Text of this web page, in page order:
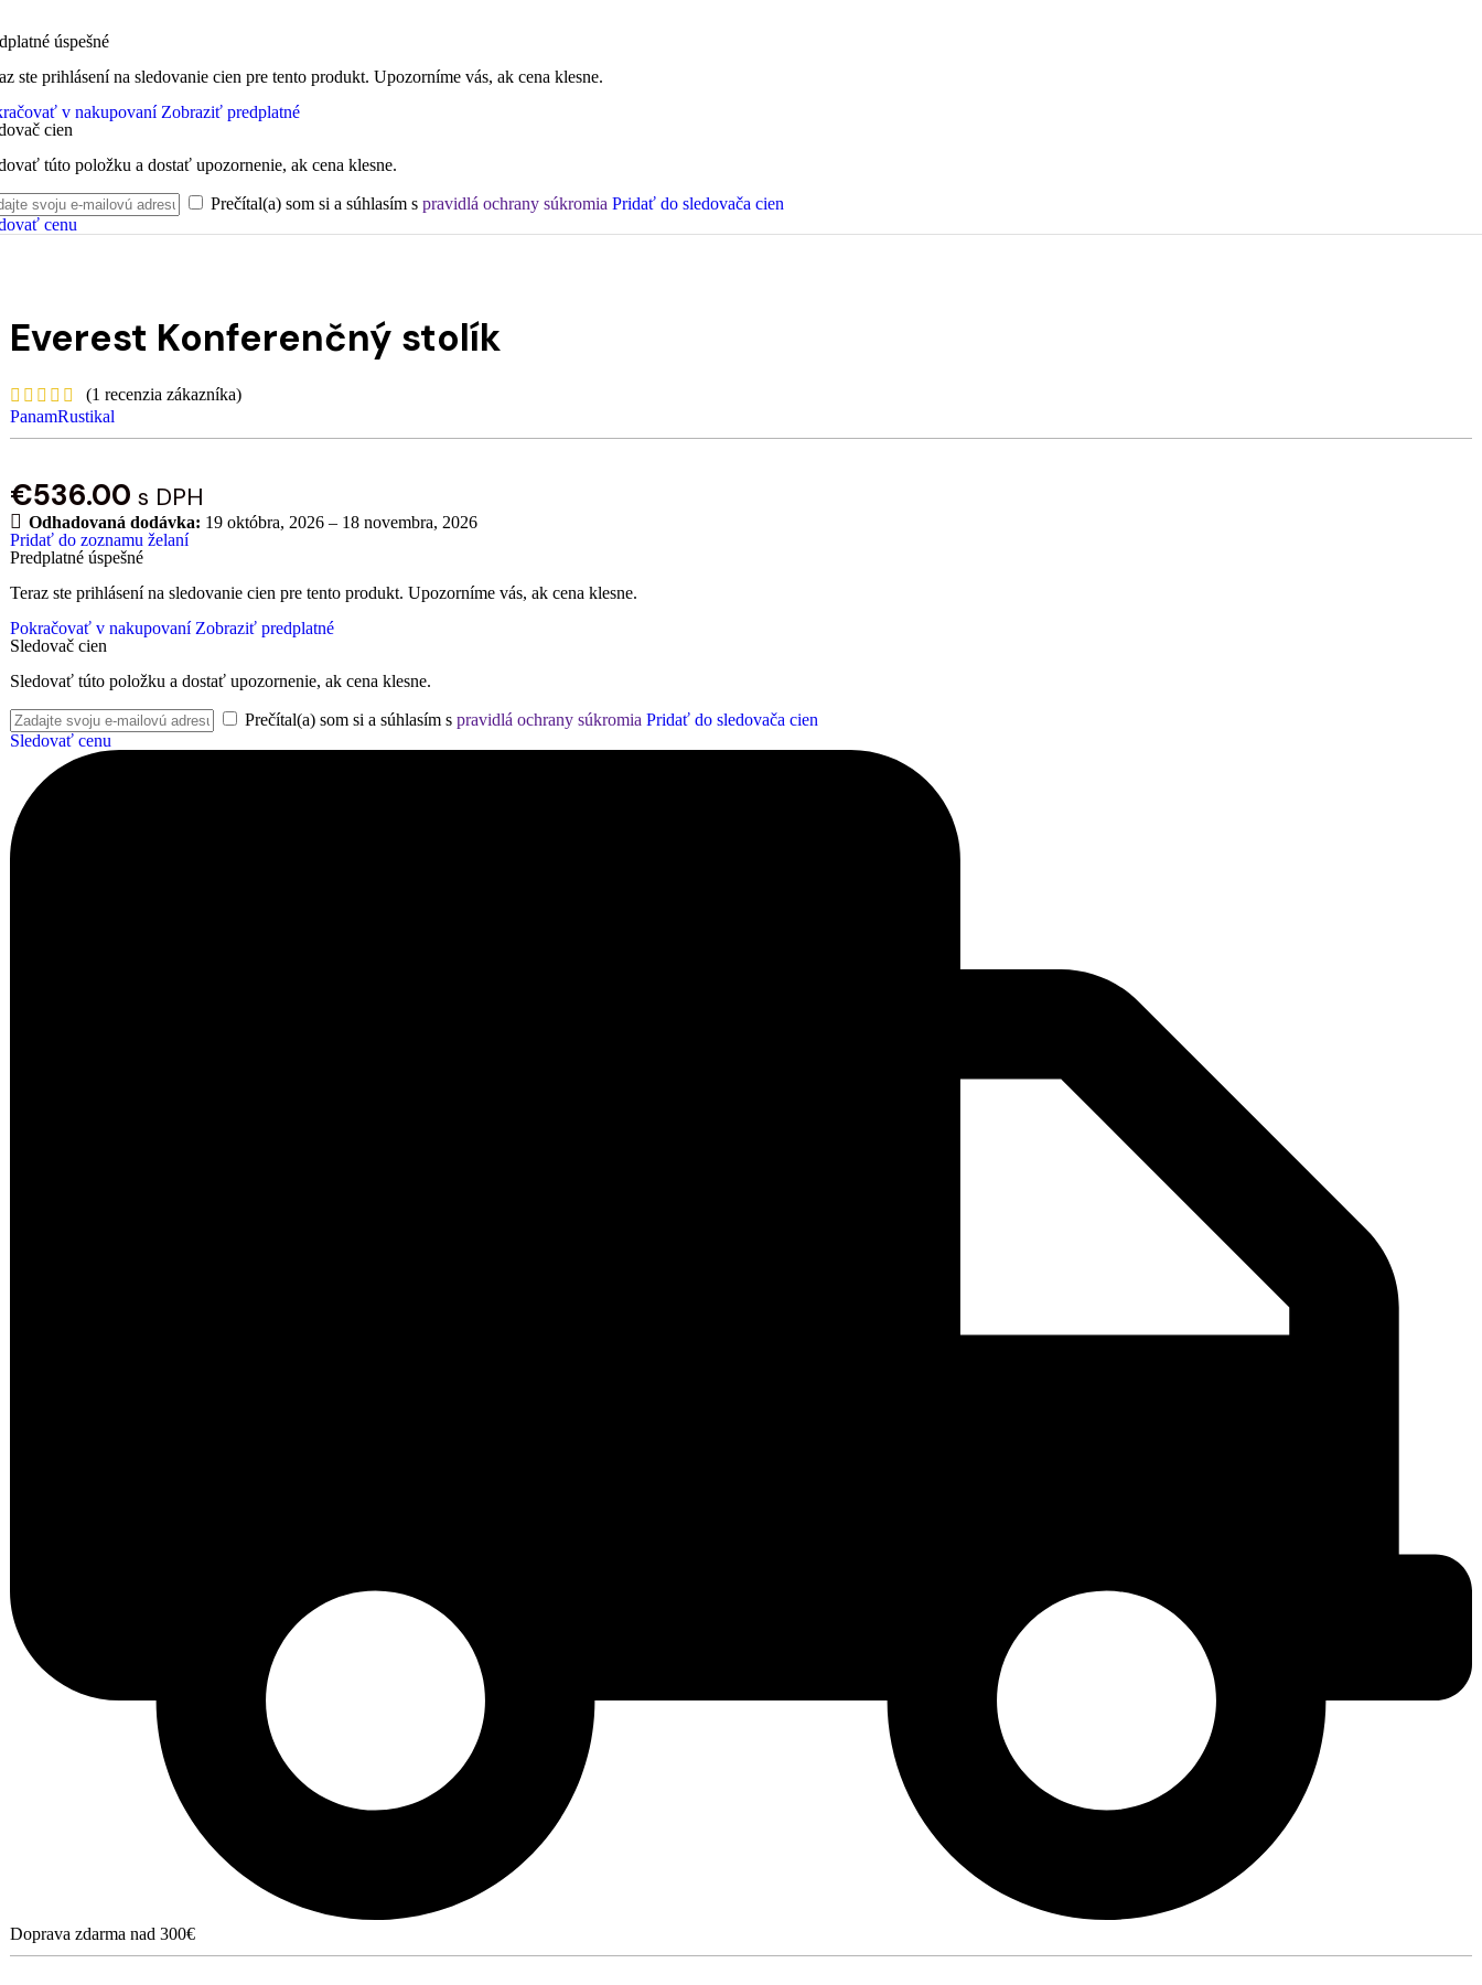
úspešné
ste prihlásení na sledovanie cien pre tento produkt. Upozorníme vás, ak cena klesne.
v nakupovaní Zobraziť predplatné
cien
túto položku a dostať upozornenie, ak cena klesne.
Prečítal(a) som si a súhlasím s pravidlá ochrany súkromia Pridať do sledovača cien
cenu
Everest Konferenčný stolík
(1 recenzia zákazníka)
PanamRustikal
€536.00 s DPH
Odhadovaná dodávka: 19 októbra, 2026 – 18 novembra, 2026
Pridať do zoznamu želaní
Predplatné úspešné
Teraz ste prihlásení na sledovanie cien pre tento produkt. Upozorníme vás, ak cena klesne.
Pokračovať v nakupovaní Zobraziť predplatné
Sledovač cien
Sledovať túto položku a dostať upozornenie, ak cena klesne.
Prečítal(a) som si a súhlasím s pravidlá ochrany súkromia Pridať do sledovača cien
Sledovať cenu
Doprava zdarma nad 300€